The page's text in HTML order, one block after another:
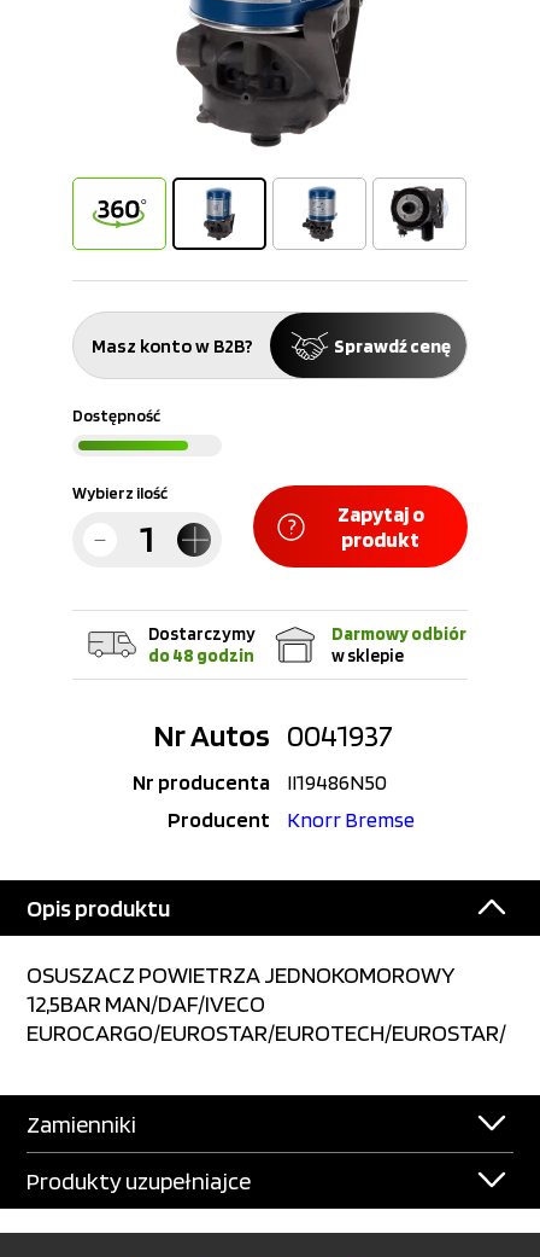
Masz konto w B2B? Sprawdź cenę
Dostępność
Wybierz ilość
Zapytaj o
produkt
Dostarczymy
do 48 godzin
Darmowy odbiór
w sklepie
Nr Autos 0041937
Nr producenta
II19486N50
Producent
Knorr Bremse
Opis produktu
OSUSZACZ POWIETRZA JEDNOKOMOROWY
12,5BAR MAN/DAF/IVECO
EUROCARGO/EUROSTAR/EUROTECH/EUROSTAR/
Zamienniki
Produkty uzupełniajce